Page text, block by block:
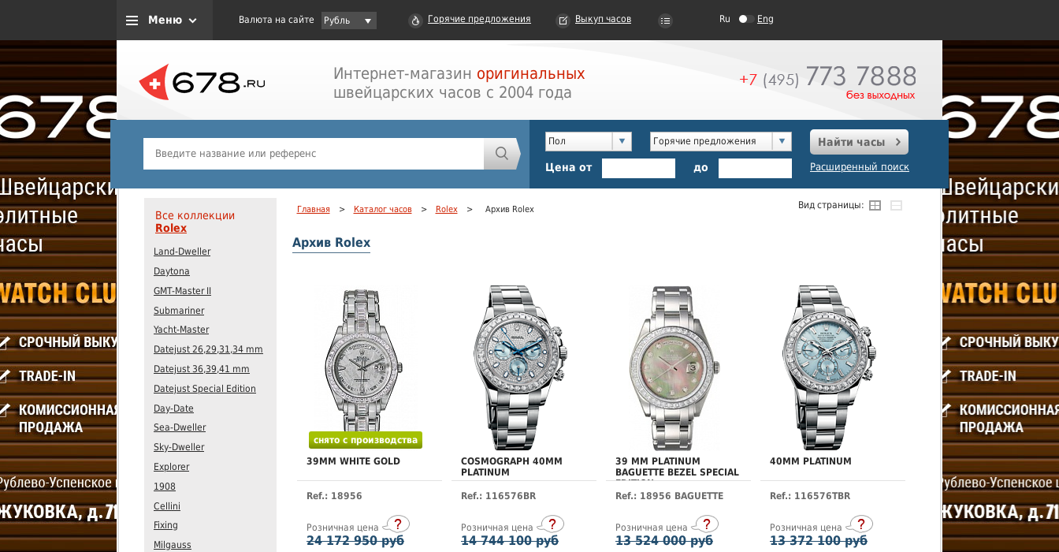
Меню Валюта на сайте Рубль Горячие предложения Выкуп часов Ru Eng
Интернет-магазин оригинальных
швейцарских часов с 2004 года
Пол Горячие предложения
Найти часы
Цена от
до Расширенный поиск
Все коллекции
Rolex
Land-Dweller
Daytona
GMT-Master II
Submariner
Yacht-Master
Datejust 26,29,31,34 mm
Datejust 36,39,41 mm
Datejust Special Edition
Day-Date
Sea-Dweller
Sky-Dweller
Explorer
1908
Cellini
Fixing
Milgauss
Вид страницы:
Главная > Каталог часов > Rolex > Архив Rolex
Архив Rolex
снято с производства
39MM WHITE GOLD
Ref.: 18956
Розничная цена
24 172 950 руб
COSMOGRAPH 40MM
PLATINUM
Ref.: 116576BR
Розничная цена
14 744 100 руб
39 MM PLATINUM
BAGUETTE BEZEL SPECIAL
EDITION
Ref.: 18956 BAGUETTE
Розничная цена
13 524 000 руб
40MM PLATINUM
Ref.: 116576TBR
Розничная цена
13 372 100 руб